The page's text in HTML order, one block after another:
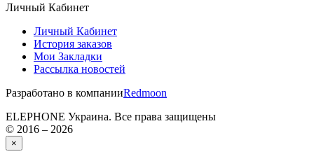
Личный Кабинет
Личный Кабинет
История заказов
Мои Закладки
Рассылка новостей
Разработано в компанииRedmoon
ELEPHONE Украина. Все права защищены
© 2016 – 2026
×